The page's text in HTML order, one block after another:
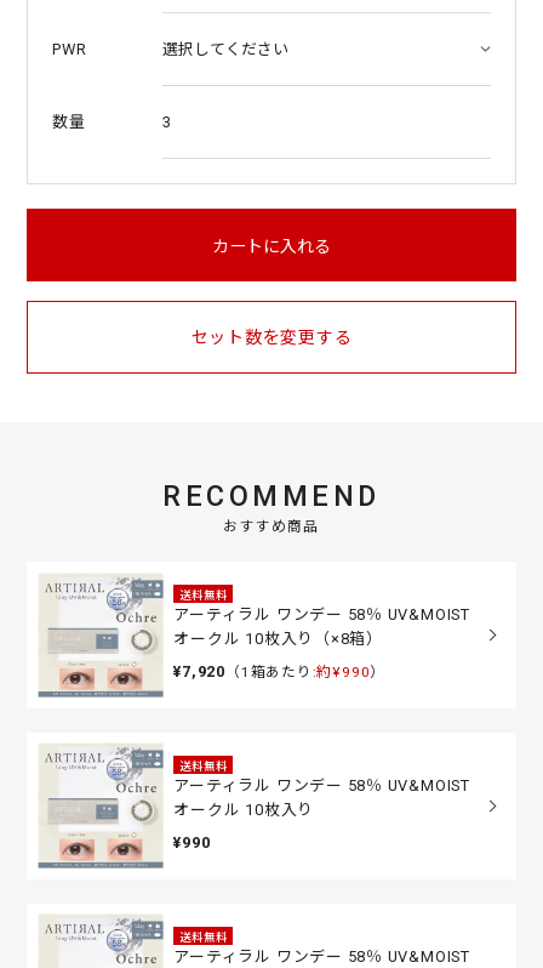
PWR
数量 3
カートに入れる
セット数を変更する
RECOMMEND
おすすめ商品
送料無料
アーティラル ワンデー 58％ UV&MOIST
オークル 10枚入り（×8箱）
¥7,920 （1箱あたり:約¥990）
送料無料
アーティラル ワンデー 58％ UV&MOIST
オークル 10枚入り
¥990
送料無料
アーティラル ワンデー 58％ UV&MOIST